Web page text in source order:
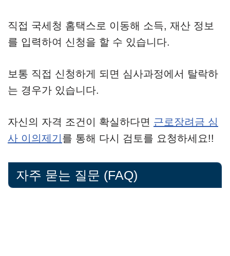
직접 국세청 홈택스로 이동해 소득, 재산 정보
를 입력하여 신청을 할 수 있습니다.
보통 직접 신청하게 되면 심사과정에서 탈락하
는 경우가 있습니다.
자신의 자격 조건이 확실하다면 근로장려금 심
사 이의제기 를 통해 다시 검토를 요청하세요!!
자주 묻는 질문 (FAQ)